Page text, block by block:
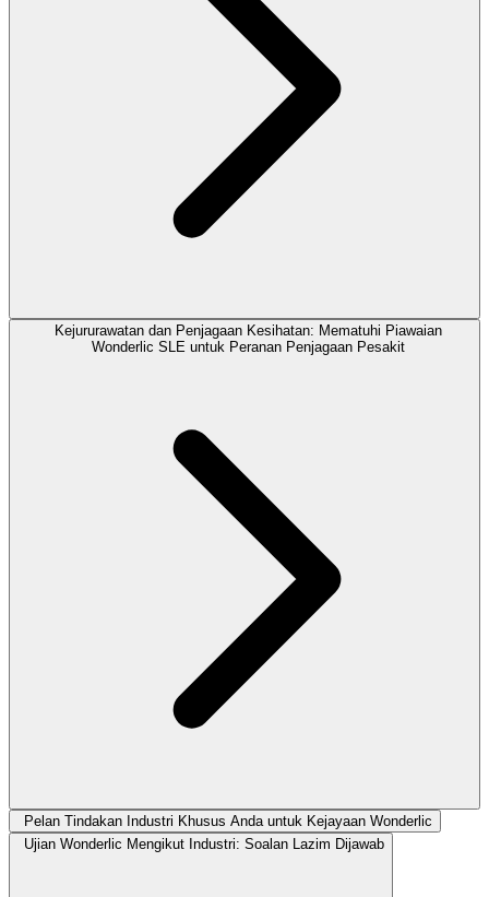
Kejururawatan dan Penjagaan Kesihatan: Mematuhi Piawaian
Wonderlic SLE untuk Peranan Penjagaan Pesakit
Pelan Tindakan Industri Khusus Anda untuk Kejayaan Wonderlic
Ujian Wonderlic Mengikut Industri: Soalan Lazim Dijawab